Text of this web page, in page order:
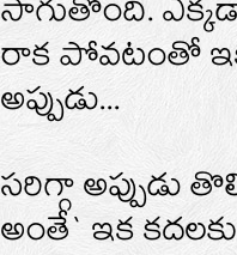
సాగుతోంది.
రాక పోవటంతో ఇక
అప్పుడు...
సరిగ్గా అప్పుడు
అంతే` ఇక